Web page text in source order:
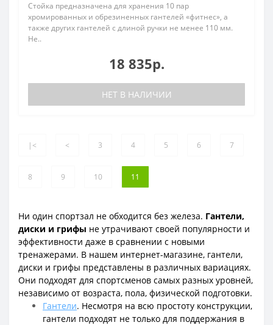
Стойка предназначена для хранения 10 пар
хромированных и обрезиненных гантелей «фитнес», а
также других гантелей с длиной ручки не менее 110 мм.
Не..
18 835р.
НЕТ В НАЛИЧИИ
|< < 3 4 5 6 7
8 9 10 11
Ни один спортзал не обходится без железа. Гантели,
диски и грифы не утрачивают своей популярности и
эффективности даже в сравнении с новыми
тренажерами. В нашем интернет-магазине, гантели,
диски и грифы представлены в различных вариациях.
Они подходят для спортсменов самых разных уровней,
независимо от возраста, пола, физической подготовки.
Гантели. Несмотря на всю простоту конструкции,
гантели подходят не только для поддержания в